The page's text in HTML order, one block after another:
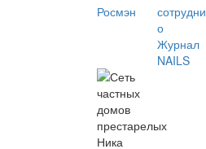
Росмэн
о
Журнал
NAILS